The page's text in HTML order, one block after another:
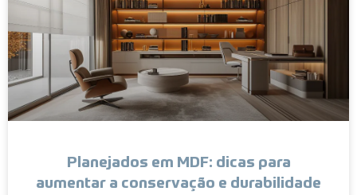
Planejados em MDF: dicas para
aumentar a conservação e durabilidade